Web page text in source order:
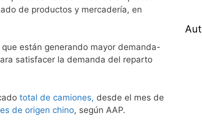
de productos y mercadería, en
que están generando mayor demanda-
satisfacer la demanda del reparto
total de camiones, desde el mes de
de origen chino, según AAP.